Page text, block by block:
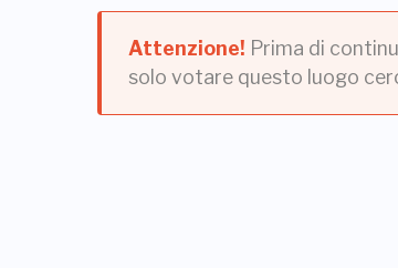
Attenzione! Prima di
solo votare questo luogo